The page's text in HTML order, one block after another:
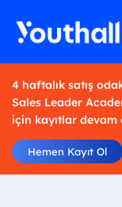
4 haftalık satış
Sales Leader
için kayıtlar devam
Hemen Kayıt Ol